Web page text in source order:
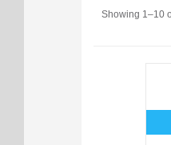
Showing 1–10